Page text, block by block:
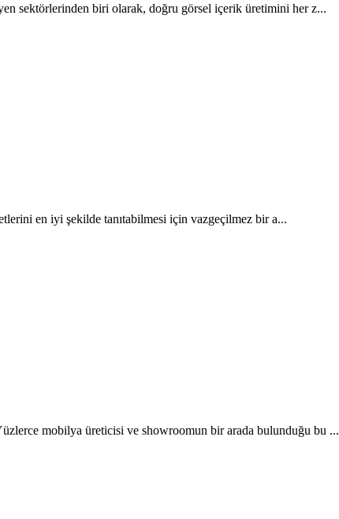
sektörlerinden biri olarak, doğru görsel içerik üretimini her z...
en iyi şekilde tanıtabilmesi için vazgeçilmez bir a...
mobilya üreticisi ve showroomun bir arada bulunduğu bu ...